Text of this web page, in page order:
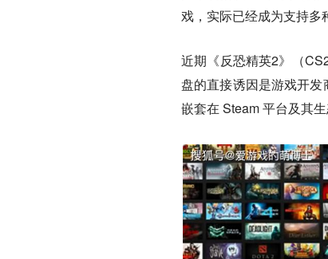
戏，实际已经成为支持多
近期《反恐精英2》（
盘的直接诱因是游戏开
嵌套在 Steam 平台及其